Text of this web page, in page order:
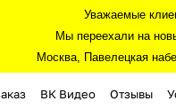
Уважаемые
Мы переехали на
Москва, Павелецкая
ВК Видео Отзывы